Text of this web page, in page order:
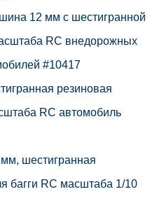
12 мм с шестигранной
RC внедорожных
#10417
резиновая
RC автомобиль
шестигранная
багги RC масштаба 1/10